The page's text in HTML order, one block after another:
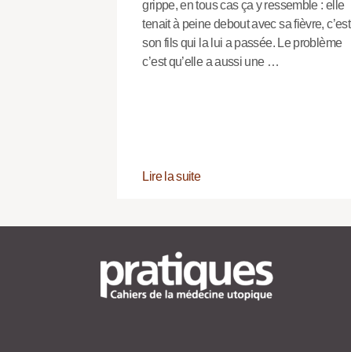
grippe, en tous cas ça y ressemble : elle
tenait à peine debout avec sa fièvre, c’est
son fils qui la lui a passée. Le problème
c’est qu’elle a aussi une …
Lire la suite